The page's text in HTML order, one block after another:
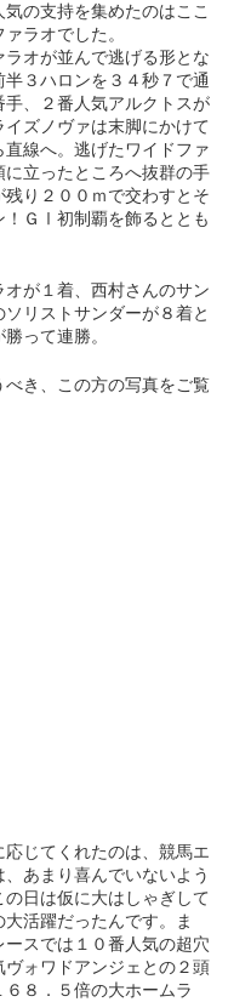
の支持を集めたのはここ
ラオでした。
オが並んで逃げる形とな
３ハロンを３４秒７で通
、２番人気アルクトスが
ズノヴァは末脚にかけて
線へ。逃げたワイドファ
立ったところへ抜群の手
り２００ｍで交わすとそ
！ＧⅠ初制覇を飾るととも
が１着、西村さんのサン
リストサンダーが８着と
って連勝。
き、この方の写真をご覧
じてくれたのは、競馬エ
あまり喜んでいないよう
日は仮に大はしゃぎして
活躍だったんです。ま
スでは１０番人気の超穴
ォワドアンジェとの２頭
８．５倍の大ホームラ